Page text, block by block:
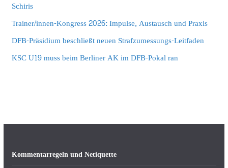
Schiris
Trainer/innen-Kongress 2026: Impulse, Austausch und Praxis
DFB-Präsidium beschließt neuen Strafzumessungs-Leitfaden
KSC U19 muss beim Berliner AK im DFB-Pokal ran
Kommentarregeln und Netiquette